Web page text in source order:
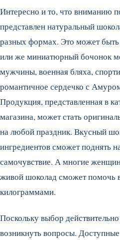
Интересно и то, что вниманию
представлен натуральный
разных формах. Это может быть
или же миниатюрный бочонок
мужчины, военная бляха,
романтичное сердечко с
Продукция, представленная в
магазина, может стать
на любой праздник. Вкусный
ингредиентов сможет поднять
самочувствие. А многие
живой шоколад сможет помочь
килограммами.
Поскольку выбор
возникнуть вопросы.